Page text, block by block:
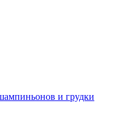
и грудки